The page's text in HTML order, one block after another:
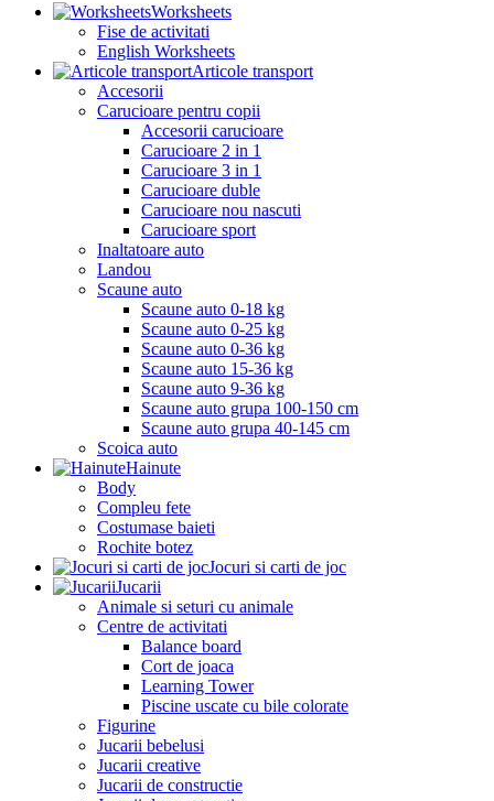
Worksheets
Fise de activitati
English Worksheets
Articole transport
Accesorii
Carucioare pentru copii
Accesorii carucioare
Carucioare 2 in 1
Carucioare 3 in 1
Carucioare duble
Carucioare nou nascuti
Carucioare sport
Inaltatoare auto
Landou
Scaune auto
Scaune auto 0-18 kg
Scaune auto 0-25 kg
Scaune auto 0-36 kg
Scaune auto 15-36 kg
Scaune auto 9-36 kg
Scaune auto grupa 100-150 cm
Scaune auto grupa 40-145 cm
Scoica auto
Hainute
Body
Compleu fete
Costumase baieti
Rochite botez
Jocuri si carti de joc
Jucarii
Animale si seturi cu animale
Centre de activitati
Balance board
Cort de joaca
Learning Tower
Piscine uscate cu bile colorate
Figurine
Jucarii bebelusi
Jucarii creative
Jucarii de constructie